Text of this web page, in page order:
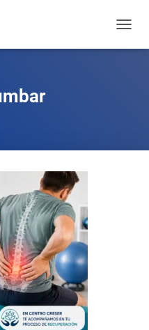
MODO